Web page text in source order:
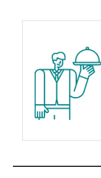
Great
meilleurs